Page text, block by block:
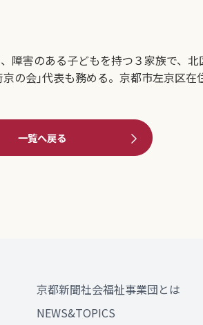
障害のある子どもを持つ３家族で、
の会｣代表も務める。京都市左京区在
一覧へ戻る
京都新聞社会福祉事業団とは
NEWS&TOPICS